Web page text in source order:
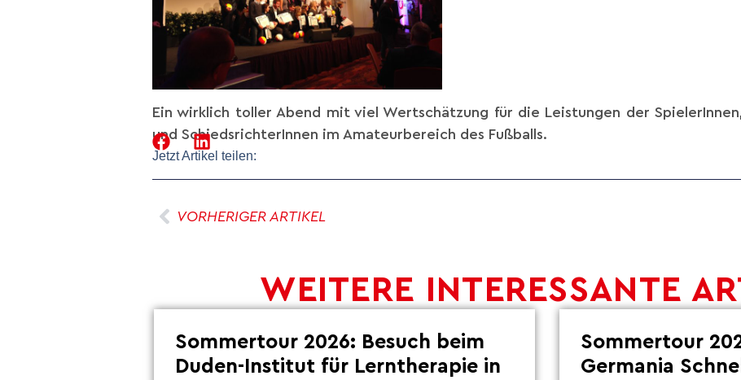
Ein wirklich toller Abend mit viel Wertschätzung für die Leistungen der
und SchiedsrichterInnen im Amateurbereich des Fußballs.
Jetzt Artikel teilen:
VORHERIGER ARTIKEL
WEITERE INTERESSANTE
Sommertour 2026: Besuch beim
Duden-Institut für Lerntherapie in
Sommertour
Germania